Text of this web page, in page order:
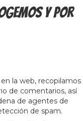
y por
la web, recopilamos
de comentarios, así
de agentes de
de spam.